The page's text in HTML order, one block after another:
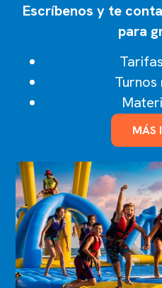
Almería · 18/6
Pals
Girona · 19/6
Blanes
Girona · 28/6
Dénia
Alicante · 30/6
Escríbenos y te
para
MÁS